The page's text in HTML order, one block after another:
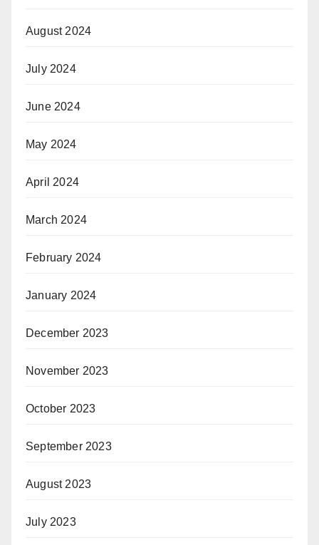
August 2024
July 2024
June 2024
May 2024
April 2024
March 2024
February 2024
January 2024
December 2023
November 2023
October 2023
September 2023
August 2023
July 2023